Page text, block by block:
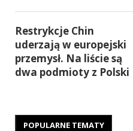
Restrykcje Chin
uderzają w europejski
przemysł. Na liście są
dwa podmioty z Polski
POPULARNE TEMATY